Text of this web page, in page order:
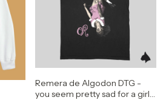
Remera de Algodon DTG -
you seem pretty sad for a girl